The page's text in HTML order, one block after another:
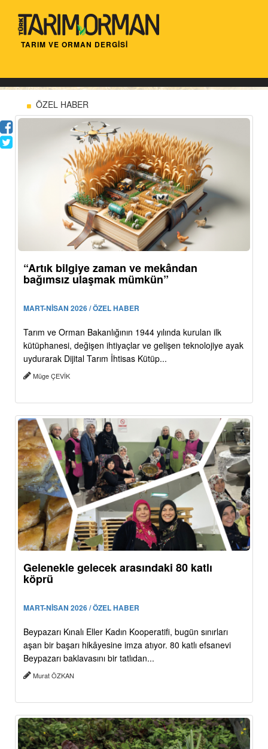
TARIM VE ORMAN DERGİSİ
ÖZEL HABER
“Artık bilgiye zaman ve mekândan
bağımsız ulaşmak mümkün”
MART-NİSAN 2026 / ÖZEL HABER
Tarım ve Orman Bakanlığının 1944 yılında kurulan ilk
kütüphanesi, değişen ihtiyaçlar ve gelişen teknolojiye ayak
uydurarak Dijital Tarım İhtisas Kütüp...
Müge ÇEVİK
Gelenekle gelecek arasındaki 80 katlı
köprü
MART-NİSAN 2026 / ÖZEL HABER
Beypazarı Kınalı Eller Kadın Kooperatifi, bugün sınırları
aşan bir başarı hikâyesine imza atıyor. 80 katlı efsanevi
Beypazarı baklavasını bir tatlıdan...
Murat ÖZKAN